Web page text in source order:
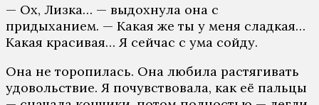
— Ох, Лизка… — выдохнула она с
придыханием. — Какая же ты у меня сладкая…
Какая красивая… Я сейчас с ума сойду.
Она не торопилась. Она любила растягивать
удовольствие. Я почувствовала, как её пальцы